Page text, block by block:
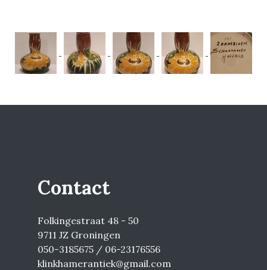
Contact
Folkingestraat 48 - 50
9711 JZ Groningen
050-3185675 / 06-23176556
klinkhamerantiek@gmail.com